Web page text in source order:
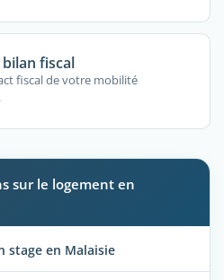
bilan fiscal
fiscal de votre mobilité
sur le logement en
stage en Malaisie